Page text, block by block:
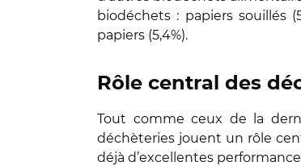
biodéchets : papiers souillés
papiers (5,4%).
Rôle central des
Tout comme ceux de la
déchèteries jouent un rôle
déjà d’excellentes